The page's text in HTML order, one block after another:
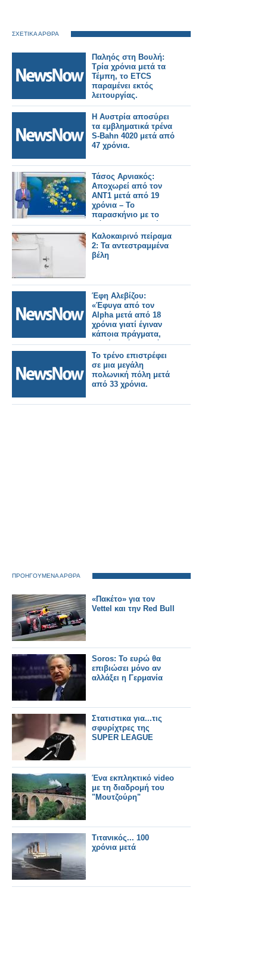
ΣΧΕΤΙΚΑ ΑΡΘΡΑ
Παληός στη Βουλή:
Τρία χρόνια μετά τα
Τέμπη, το ETCS
παραμένει εκτός
λειτουργίας.
Η Αυστρία αποσύρει
τα εμβληματικά τρένα
S-Bahn 4020 μετά από
47 χρόνια.
Τάσος Αρνιακός:
Αποχωρεί από τον
ΑΝΤ1 μετά από 19
χρόνια – Το
παρασκήνιο με το
πάρτι που δεν πήγε
ποτέ
Καλοκαιρινό πείραμα
2: Τα αντεστραμμένα
βέλη
Έφη Αλεβίζου:
«Έφυγα από τον
Alpha μετά από 18
χρόνια γιατί έγιναν
κάποια πράγματα,
δεν ήταν όλα καλά»
Το τρένο επιστρέφει
σε μια μεγάλη
πολωνική πόλη μετά
από 33 χρόνια.
ΠΡΟΗΓΟΥΜΕΝΑ ΑΡΘΡΑ
«Πακέτο» για τον
Vettel και την Red Bull
Soros: Το ευρώ θα
επιβιώσει μόνο αν
αλλάξει η Γερμανία
Στατιστικα για...τις
σφυρίχτρες της
SUPER LEAGUE
Ένα εκπληκτικό video
με τη διαδρομή του
"Μουτζούρη"
Τιτανικός... 100
χρόνια μετά